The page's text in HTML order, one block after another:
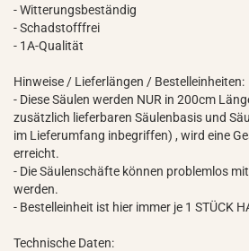
- Witterungsbeständig
- Schadstofffrei
- 1A-Qualität
Hinweise / Lieferlängen / Bestelleinheiten:
- Diese Säulen werden NUR in 200cm
zusätzlich lieferbaren Säulenbasis und
im Lieferumfang inbegriffen) , wird eine
erreicht.
- Die Säulenschäfte können problemlos
werden.
- Bestelleinheit ist hier immer je 1 STÜCK
Technische Daten: